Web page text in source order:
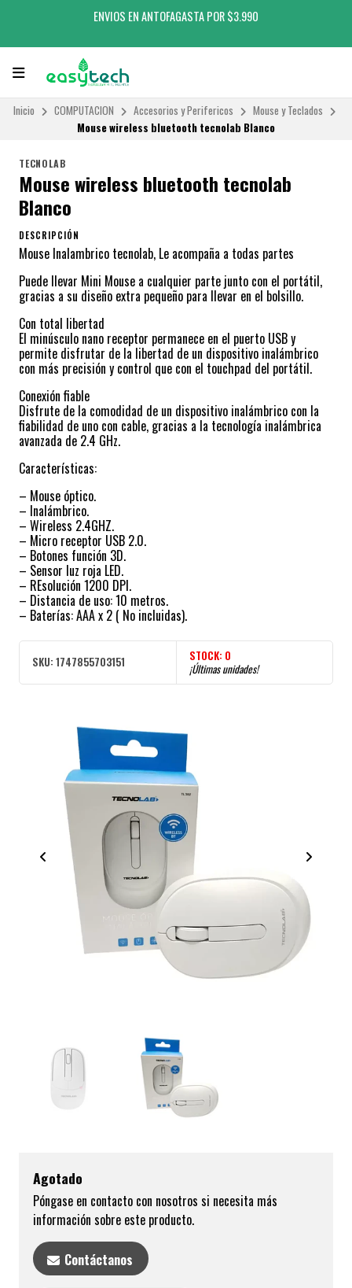
ENVIOS EN ANTOFAGASTA POR $3.990
Inicio COMPUTACION Accesorios y Perifericos
Mouse y Teclados
Mouse wireless bluetooth tecnolab Blanco
TECNOLAB
Mouse wireless bluetooth tecnolab
Blanco
DESCRIPCIÓN
Mouse Inalambrico tecnolab, Le acompaña a todas partes
Puede llevar Mini Mouse a cualquier parte junto con el portátil,
gracias a su diseño extra pequeño para llevar en el bolsillo.
Con total libertad
El minúsculo nano receptor permanece en el puerto USB y
permite disfrutar de la libertad de un dispositivo inalámbrico
con más precisión y control que con el touchpad del portátil.
Conexión fiable
Disfrute de la comodidad de un dispositivo inalámbrico con la
fiabilidad de uno con cable, gracias a la tecnología inalámbrica
avanzada de 2.4 GHz.
Características:
– Mouse óptico.
– Inalámbrico.
– Wireless 2.4GHZ.
– Micro receptor USB 2.0.
– Botones función 3D.
– Sensor luz roja LED.
– REsolución 1200 DPI.
– Distancia de uso: 10 metros.
– Baterías: AAA x 2 ( No incluidas).
SKU: 1747855703151 STOCK: 0
¡Últimas unidades!
Agotado
Póngase en contacto con nosotros si necesita más
información sobre este producto.
Contáctanos